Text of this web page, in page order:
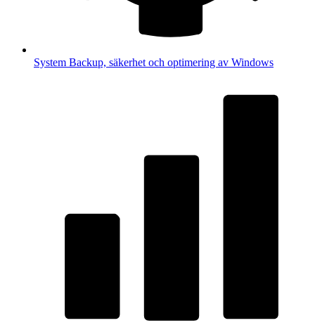
System Backup, säkerhet och optimering av Windows